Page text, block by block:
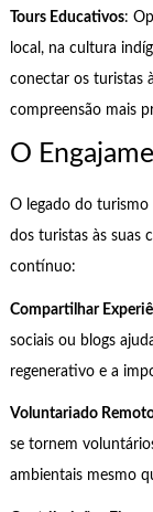
Tours Educativos:
local, na cultura
conectar os turistas
compreensão mais
O
O legado do
dos turistas às suas
contínuo:
Compartilhar
sociais ou blogs
regenerativo e a
Voluntariado
se tornem
ambientais mesmo